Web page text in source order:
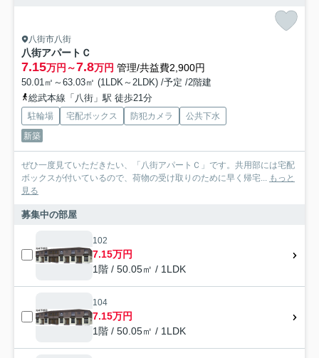
八街市八街
八街アパートＣ
7.15万円～7.8万円 管理/共益費2,900円
50.01㎡～63.03㎡ (1LDK～2LDK) /予定 /2階建
総武本線「八街」駅 徒歩21分
駐輪場 宅配ボックス 防犯カメラ
公共下水
新築
ぜひ一度見ていただきたい、「八街アパートＣ」です。共用部には宅配
ボックスが付いているので、荷物の受け取りのために早く帰宅...
もっと
見る
募集中の部屋
102
7.15万円
1階 / 50.05㎡ / 1LDK
104
7.15万円
1階 / 50.05㎡ / 1LDK